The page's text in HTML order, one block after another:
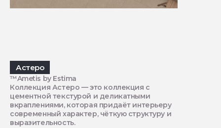
Астеро
™Ametis by Estima
Коллекция Астеро — это коллекция с
цементной текстурой и деликатными
вкраплениями, которая придаёт интерьеру
современный характер, чёткую структуру и
выразительность.